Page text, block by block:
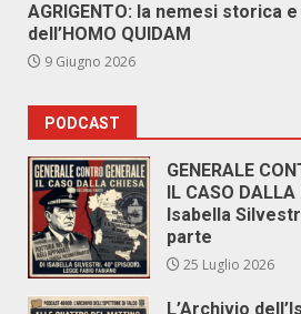
AGRIGENTO: la nemesi storica
dell’HOMO QUIDAM
9 Giugno 2026
PODCAST
GENERALE
IL CASO DALLA
Isabella
parte
25 Luglio 2026
L’Archivio